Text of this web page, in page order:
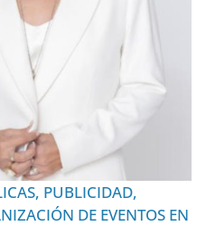
PUBLICIDAD,
DE EVENTOS EN